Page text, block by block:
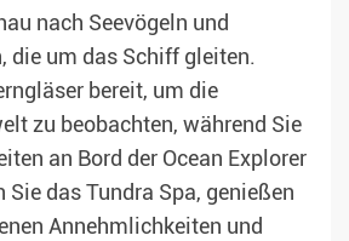
nach Seevögeln und
die um das Schiff gleiten.
bereit, um die
zu beobachten, während Sie
an Bord der Ocean Explorer
Sie das Tundra Spa, genießen
Annehmlichkeiten und